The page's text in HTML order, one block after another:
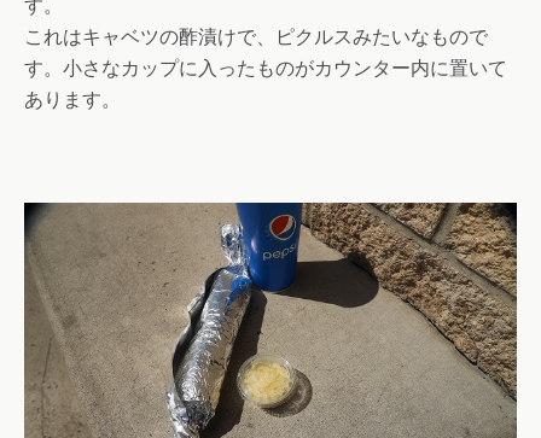
これはキャベツの酢漬けで、ピクルスみたいなもので
す。小さなカップに入ったものがカウンター内に置いて
あります。